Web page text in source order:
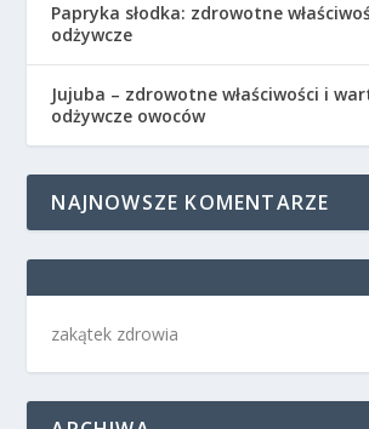
Papryka słodka: zdrowotne
odżywcze
Jujuba – zdrowotne właściwości i
odżywcze owoców
NAJNOWSZE KOMENTARZE
zakątek zdrowia